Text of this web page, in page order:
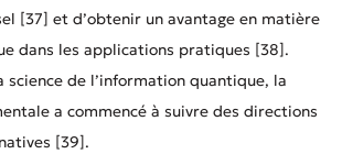
[37] et d’obtenir un avantage en matière
dans les applications pratiques [38].
science de l’information quantique, la
a commencé à suivre des directions
[39].